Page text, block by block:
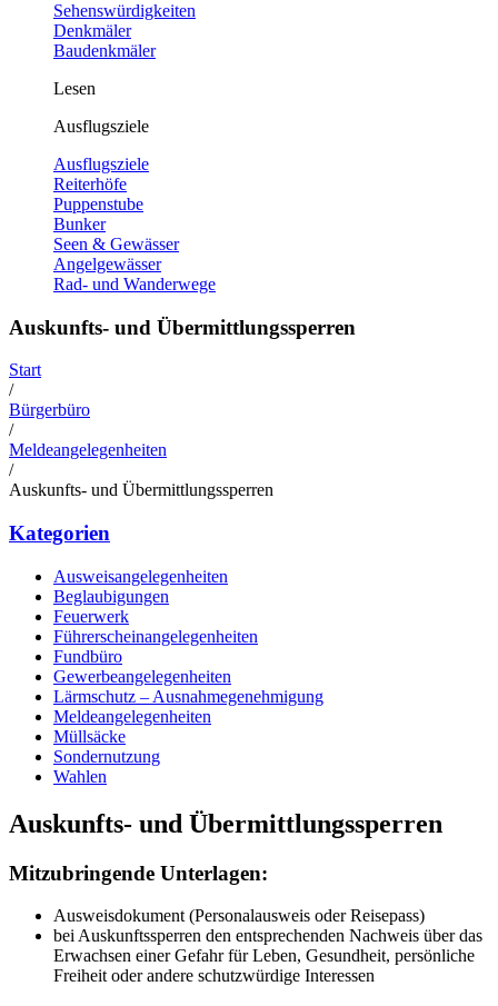
Sehenswürdigkeiten
Denkmäler
Baudenkmäler
Lesen
Ausflugsziele
Ausflugsziele
Reiterhöfe
Puppenstube
Bunker
Seen & Gewässer
Angelgewässer
Rad- und Wanderwege
Auskunfts- und Übermittlungssperren
Start
/
Bürgerbüro
/
Meldeangelegenheiten
/
Auskunfts- und Übermittlungssperren
Kategorien
Ausweisangelegenheiten
Beglaubigungen
Feuerwerk
Führerscheinangelegenheiten
Fundbüro
Gewerbeangelegenheiten
Lärmschutz – Ausnahmegenehmigung
Meldeangelegenheiten
Müllsäcke
Sondernutzung
Wahlen
Auskunfts- und Übermittlungssperren
Mitzubringende Unterlagen:
Ausweisdokument (Personalausweis oder Reisepass)
bei Auskunftssperren den entsprechenden Nachweis über das
Erwachsen einer Gefahr für Leben, Gesundheit, persönliche
Freiheit oder andere schutzwürdige Interessen